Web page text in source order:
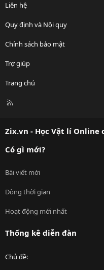
Liên hệ
Quy định và Nội quy
Chính sách bảo mật
Trợ giúp
Trang chủ
R
Zix.vn - Học Vật lí Online
Có gì mới?
Bài viết mới
Dòng thời gian
Hoạt động mới nhất
Thống kê diễn đàn
Chủ đề